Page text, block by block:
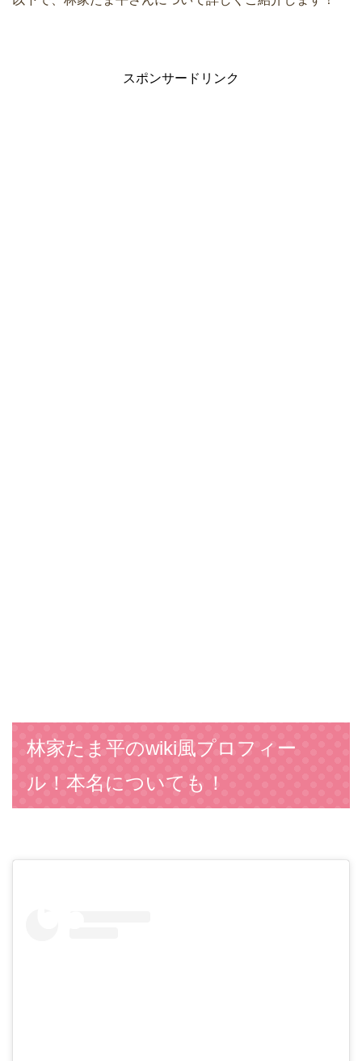
スポンサードリンク
林家たま平のwiki風プロフィー
ル！本名についても！